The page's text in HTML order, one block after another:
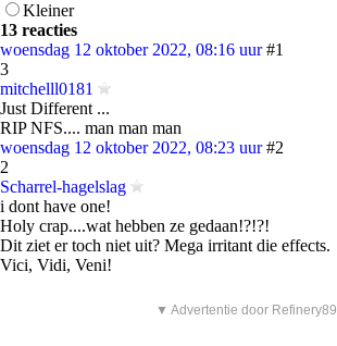
Kleiner
13 reacties
woensdag 12 oktober 2022, 08:16 uur #1
3
mitchelll0181
Just Different ...
RIP NFS.... man man man
woensdag 12 oktober 2022, 08:23 uur #2
2
Scharrel-hagelslag
i dont have one!
Holy crap....wat hebben ze gedaan!?!?!
Dit ziet er toch niet uit? Mega irritant die effects.
Vici, Vidi, Veni!
▼ Advertentie door Refinery89